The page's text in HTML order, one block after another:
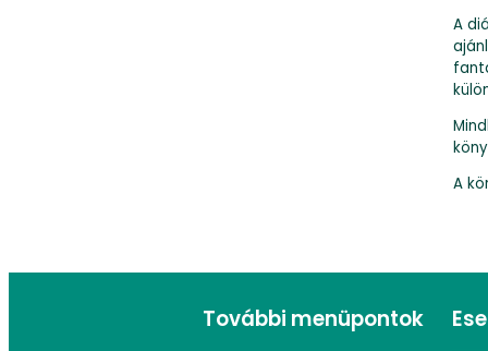
A
A
További menüpontok